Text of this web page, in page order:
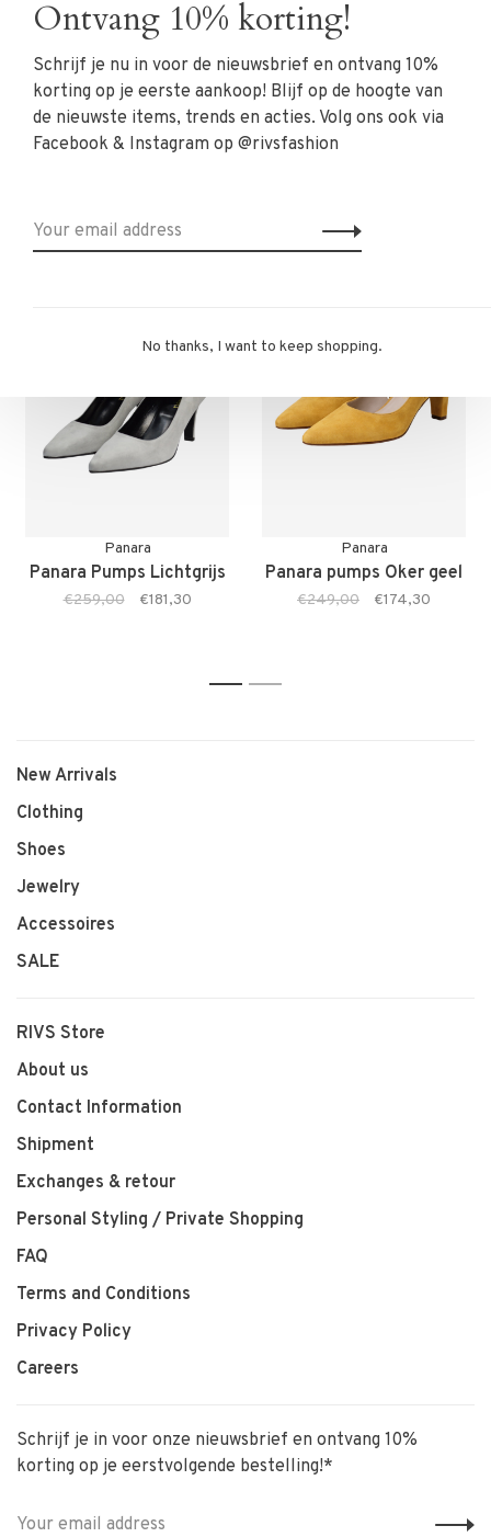
Back to home
Panara
Panara Pumps Lichtgrijs
€259,00 €181,30
Panara
Panara pumps Oker geel
€249,00 €174,30
1 2
New Arrivals
Clothing
Shoes
Jewelry
Accessoires
SALE
RIVS Store
About us
Contact Information
Shipment
Exchanges & retour
Personal Styling / Private Shopping
FAQ
Terms and Conditions
Privacy Policy
Careers
Schrijf je in voor onze nieuwsbrief en ontvang 10%
korting op je eerstvolgende bestelling!*
Ontvang 10% korting!
Schrijf je nu in voor de nieuwsbrief en ontvang 10%
korting op je eerste aankoop! Blijf op de hoogte van
de nieuwste items, trends en acties. Volg ons ook via
Facebook & Instagram op @rivsfashion
No thanks, I want to keep shopping.